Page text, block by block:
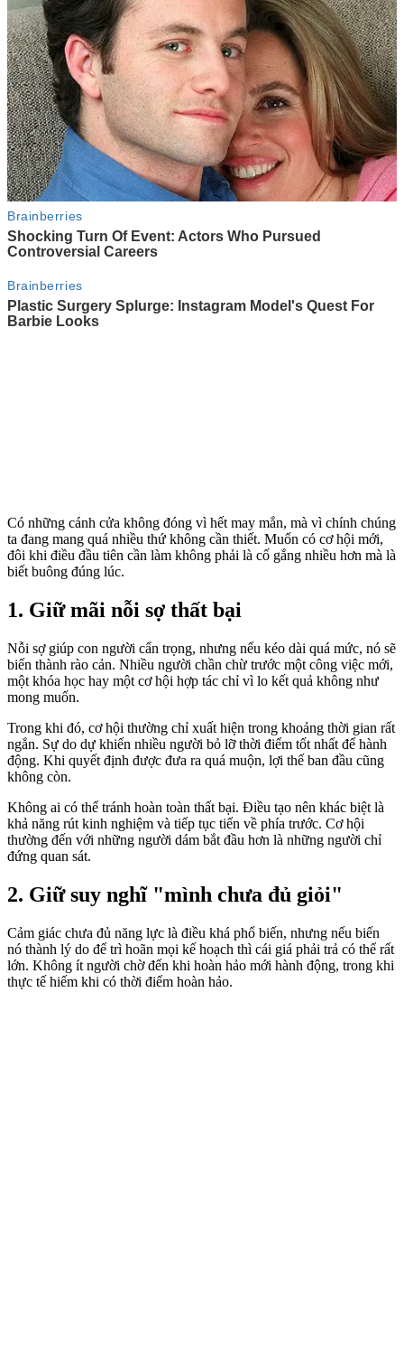
Có những cánh cửa không đóng vì hết may mắn, mà vì chính chúng
ta đang mang quá nhiều thứ không cần thiết. Muốn có cơ hội mới,
đôi khi điều đầu tiên cần làm không phải là cố gắng nhiều hơn mà là
biết buông đúng lúc.
1. Giữ mãi nỗi sợ thất bại
Nỗi sợ giúp con người cẩn trọng, nhưng nếu kéo dài quá mức, nó sẽ
biến thành rào cản. Nhiều người chần chừ trước một công việc mới,
một khóa học hay một cơ hội hợp tác chỉ vì lo kết quả không như
mong muốn.
Trong khi đó, cơ hội thường chỉ xuất hiện trong khoảng thời gian rất
ngắn. Sự do dự khiến nhiều người bỏ lỡ thời điểm tốt nhất để hành
động. Khi quyết định được đưa ra quá muộn, lợi thế ban đầu cũng
không còn.
Không ai có thể tránh hoàn toàn thất bại. Điều tạo nên khác biệt là
khả năng rút kinh nghiệm và tiếp tục tiến về phía trước. Cơ hội
thường đến với những người dám bắt đầu hơn là những người chỉ
đứng quan sát.
2. Giữ suy nghĩ "mình chưa đủ giỏi"
Cảm giác chưa đủ năng lực là điều khá phổ biến, nhưng nếu biến
nó thành lý do để trì hoãn mọi kế hoạch thì cái giá phải trả có thể rất
lớn. Không ít người chờ đến khi hoàn hảo mới hành động, trong khi
thực tế hiếm khi có thời điểm hoàn hảo.